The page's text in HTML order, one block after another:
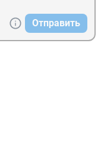
Отправить